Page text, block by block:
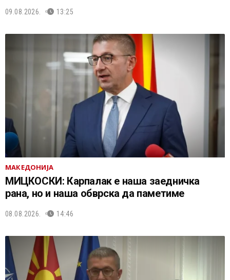
09.08.2026. 13:25
МАКЕДОНИЈА
МИЦКОСКИ: Карпалак е наша заедничка
рана, но и наша обврска да паметиме
08.08.2026. 14:46